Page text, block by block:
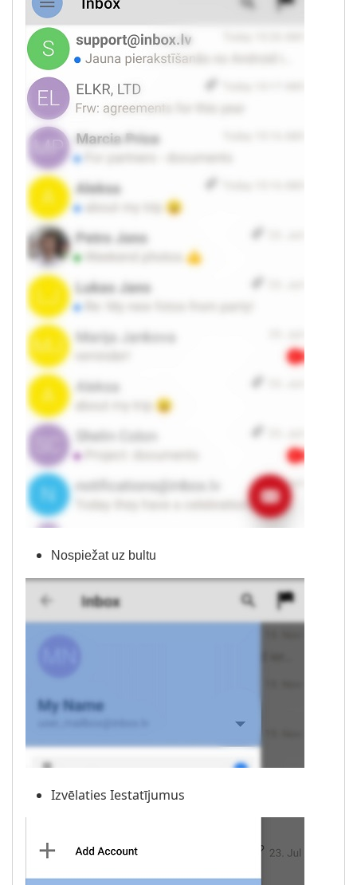
Nospiežat uz bultu
Izvēlaties Iestatījumus